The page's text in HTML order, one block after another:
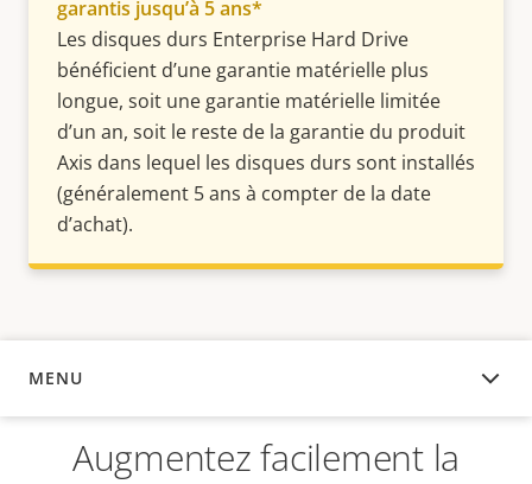
garantis jusqu’à 5 ans*
Les disques durs Enterprise Hard Drive
bénéficient d’une garantie matérielle plus
longue, soit une garantie matérielle limitée
d’un an, soit le reste de la garantie du produit
Axis dans lequel les disques durs sont installés
(généralement 5 ans à compter de la date
d’achat).
MENU
APERÇU
Augmentez facilement la